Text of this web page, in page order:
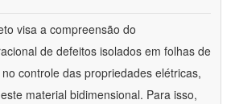
visa a compreensão do
de defeitos isolados em folhas de
controle das propriedades elétricas,
material bidimensional. Para isso,